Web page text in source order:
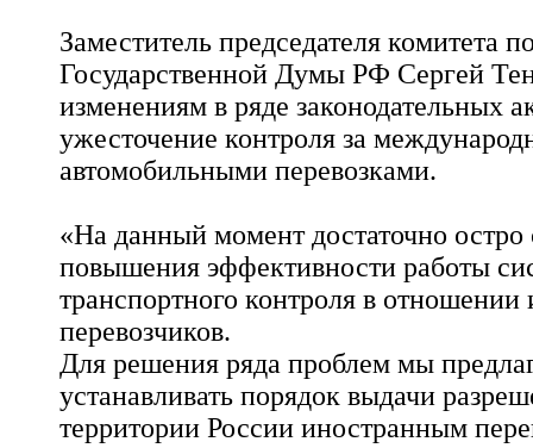
Заместитель председателя комитета
Государственной Думы РФ Сергей Тен
изменениям в ряде законодательных
ужесточение контроля за
автомобильными перевозками.
«На данный момент достаточно остро
повышения эффективности работы
транспортного контроля в
перевозчиков.
Для решения ряда проблем мы
устанавливать порядок выдачи
территории России иностранным